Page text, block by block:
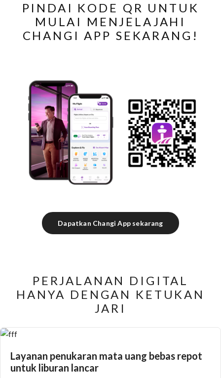
PINDAI KODE QR UNTUK
MULAI MENJELAJAHI
CHANGI APP SEKARANG!
Dapatkan Changi App sekarang
PERJALANAN DIGITAL
HANYA DENGAN KETUKAN
JARI
Layanan penukaran mata uang bebas repot
untuk liburan lancar